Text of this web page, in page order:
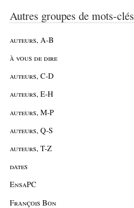
Autres groupes de mots-clés
auteurs, A-B
à vous de dire
auteurs, C-D
auteurs, E-H
auteurs, M-P
auteurs, Q-S
auteurs, T-Z
dates
EnsaPC
François Bon